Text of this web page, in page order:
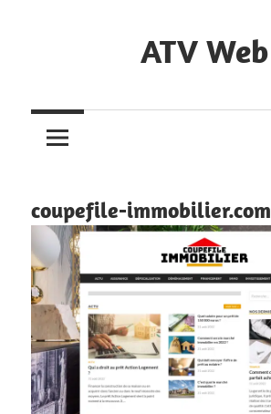
ATV Web
de
Webdesign
coupefile-immobilier.com